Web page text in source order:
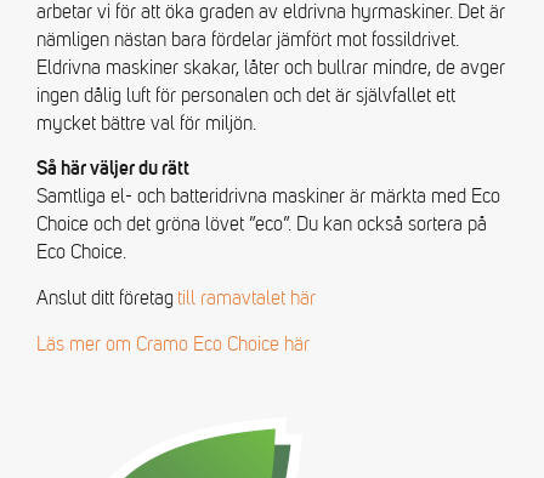
arbetar vi för att öka graden av eldrivna hyrmaskiner. Det är
nämligen nästan bara fördelar jämfört mot fossildrivet.
Eldrivna maskiner skakar, låter och bullrar mindre, de avger
ingen dålig luft för personalen och det är självfallet ett
mycket bättre val för miljön.
Så här väljer du rätt
Samtliga el- och batteridrivna maskiner är märkta med Eco
Choice och det gröna lövet ”eco”. Du kan också sortera på
Eco Choice.
Anslut ditt företag till ramavtalet här
Läs mer om Cramo Eco Choice här